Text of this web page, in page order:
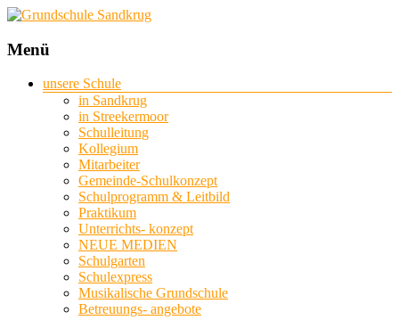
Grundschule
Streekermoor
Menü
unsere Schule
in Sandkrug
in Streekermoor
Schulleitung
Kollegium
Mitarbeiter
Gemeinde-Schulkonzept
Schulprogramm & Leitbild
Praktikum
Unterrichts- konzept
NEUE MEDIEN
Schulgarten
Schulexpress
Musikalische Grundschule
Betreuungs- angebote